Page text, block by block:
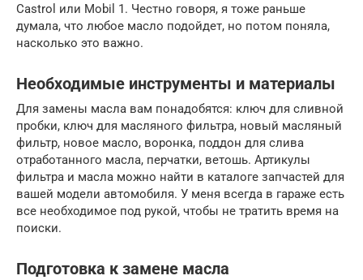
Castrol или Mobil 1. Честно говоря, я тоже раньше
думала, что любое масло подойдет, но потом поняла,
насколько это важно.
Необходимые инструменты и материалы
Для замены масла вам понадобятся: ключ для сливной
пробки, ключ для масляного фильтра, новый масляный
фильтр, новое масло, воронка, поддон для слива
отработанного масла, перчатки, ветошь. Артикулы
фильтра и масла можно найти в каталоге запчастей для
вашей модели автомобиля. У меня всегда в гараже есть
все необходимое под рукой, чтобы не тратить время на
поиски.
Подготовка к замене масла